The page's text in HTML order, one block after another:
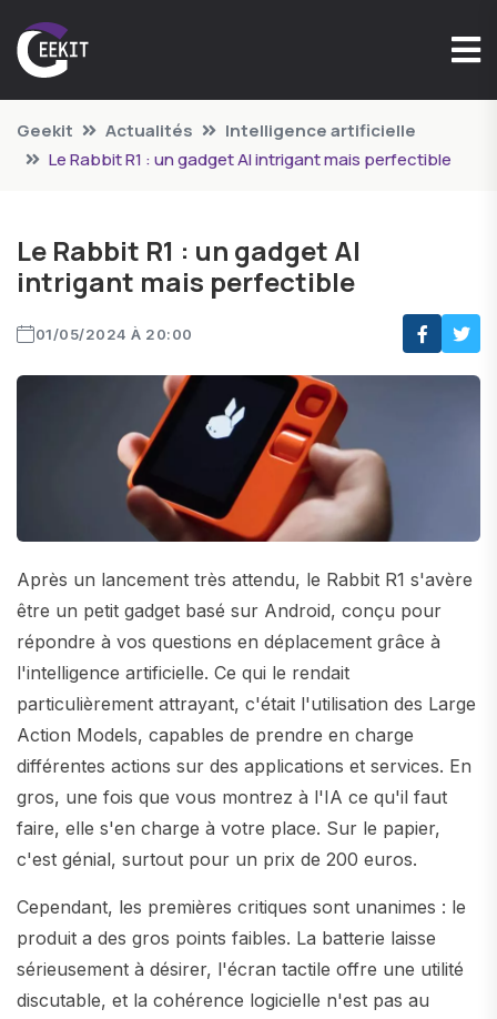
Geekit Actualités
Intelligence artificielle
Le Rabbit R1 : un gadget AI intrigant mais perfectible
Le Rabbit R1 : un gadget AI
intrigant mais perfectible
01/05/2024 À 20:00
Après un lancement très attendu, le Rabbit R1 s'avère
être un petit gadget basé sur Android, conçu pour
répondre à vos questions en déplacement grâce à
l'intelligence artificielle. Ce qui le rendait
particulièrement attrayant, c'était l'utilisation des Large
Action Models, capables de prendre en charge
différentes actions sur des applications et services. En
gros, une fois que vous montrez à l'IA ce qu'il faut
faire, elle s'en charge à votre place. Sur le papier,
c'est génial, surtout pour un prix de 200 euros.
Cependant, les premières critiques sont unanimes : le
produit a des gros points faibles. La batterie laisse
sérieusement à désirer, l'écran tactile offre une utilité
discutable, et la cohérence logicielle n'est pas au